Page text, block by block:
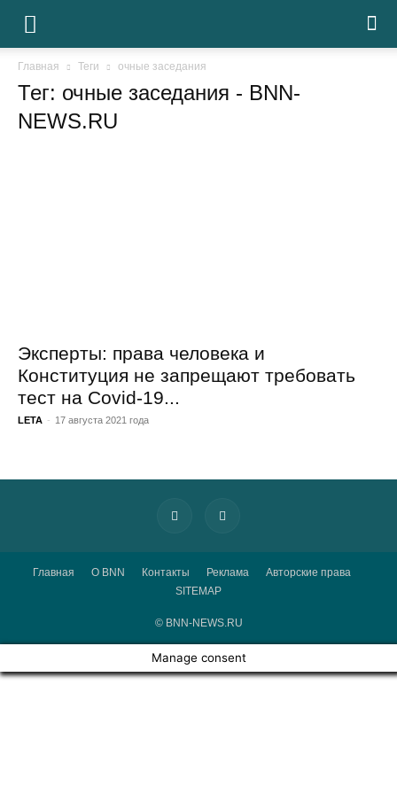
Главная Теги очные заседания
Тег: очные заседания - BNN-
NEWS.RU
Эксперты: права человека и
Конституция не запрещают требовать
тест на Covid-19...
LETA - 17 августа 2021 года
Главная О BNN Контакты Реклама
Авторские права
SITEMAP
© BNN-NEWS.RU
Manage consent